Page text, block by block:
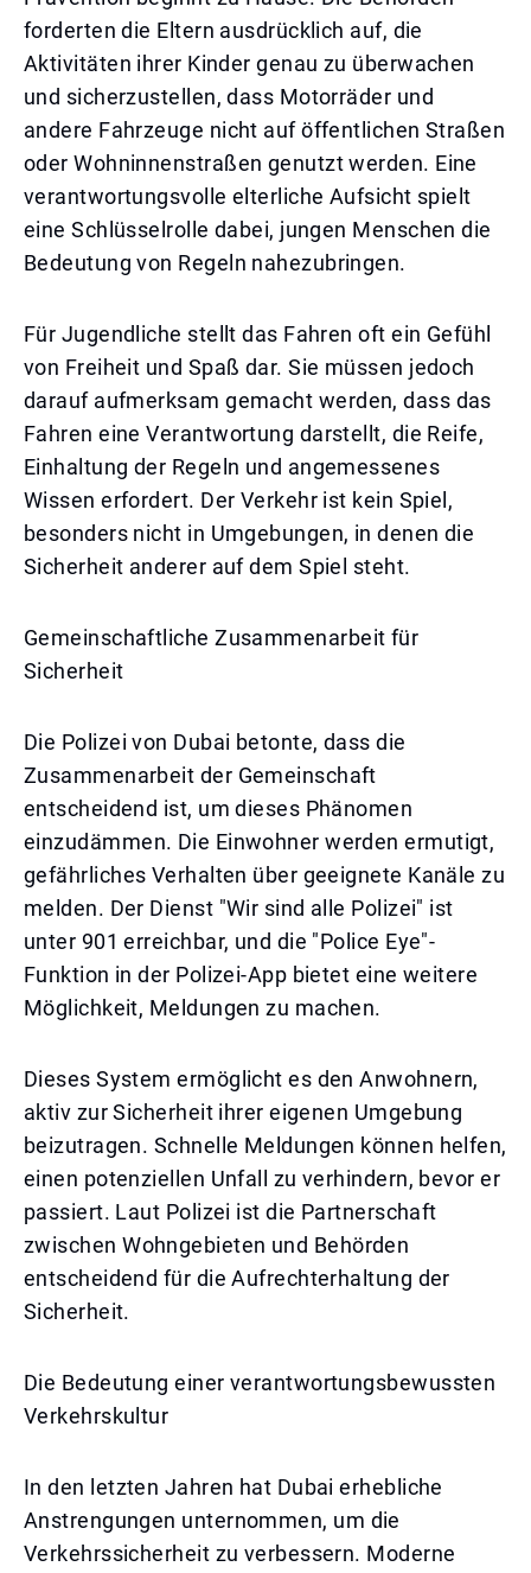
forderten die Eltern ausdrücklich auf, die
Aktivitäten ihrer Kinder genau zu überwachen
und sicherzustellen, dass Motorräder und
andere Fahrzeuge nicht auf öffentlichen Straßen
oder Wohninnenstraßen genutzt werden. Eine
verantwortungsvolle elterliche Aufsicht spielt
eine Schlüsselrolle dabei, jungen Menschen die
Bedeutung von Regeln nahezubringen.
Für Jugendliche stellt das Fahren oft ein Gefühl
von Freiheit und Spaß dar. Sie müssen jedoch
darauf aufmerksam gemacht werden, dass das
Fahren eine Verantwortung darstellt, die Reife,
Einhaltung der Regeln und angemessenes
Wissen erfordert. Der Verkehr ist kein Spiel,
besonders nicht in Umgebungen, in denen die
Sicherheit anderer auf dem Spiel steht.
Gemeinschaftliche Zusammenarbeit für
Sicherheit
Die Polizei von Dubai betonte, dass die
Zusammenarbeit der Gemeinschaft
entscheidend ist, um dieses Phänomen
einzudämmen. Die Einwohner werden ermutigt,
gefährliches Verhalten über geeignete Kanäle zu
melden. Der Dienst "Wir sind alle Polizei" ist
unter 901 erreichbar, und die "Police Eye"-
Funktion in der Polizei-App bietet eine weitere
Möglichkeit, Meldungen zu machen.
Dieses System ermöglicht es den Anwohnern,
aktiv zur Sicherheit ihrer eigenen Umgebung
beizutragen. Schnelle Meldungen können helfen,
einen potenziellen Unfall zu verhindern, bevor er
passiert. Laut Polizei ist die Partnerschaft
zwischen Wohngebieten und Behörden
entscheidend für die Aufrechterhaltung der
Sicherheit.
Die Bedeutung einer verantwortungsbewussten
Verkehrskultur
In den letzten Jahren hat Dubai erhebliche
Anstrengungen unternommen, um die
Verkehrssicherheit zu verbessern. Moderne